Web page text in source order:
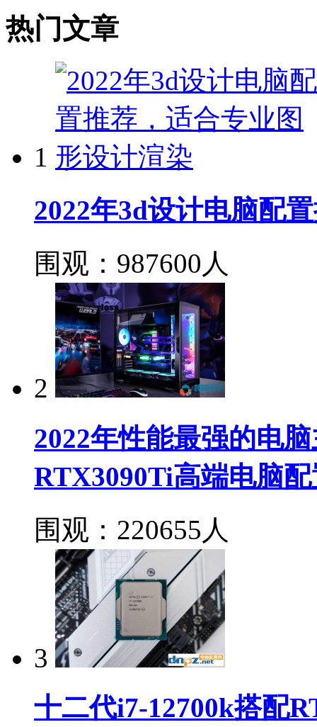
热门文章
1
2022年3d设计电脑配
围观：987600人
2
2022年性能最强的电
RTX3090Ti高端电脑
围观：220655人
3
十二代i7-12700k搭配